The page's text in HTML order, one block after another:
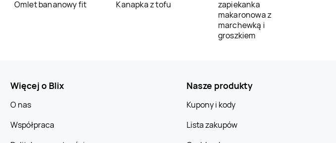
Omlet bananowy fit Kanapka z tofu
zapiekanka
makaronowa z
marchewką i
groszkiem
Więcej o Blix
O nas
Współpraca
Nasze produkty
Kupony i kody
Lista zakupów